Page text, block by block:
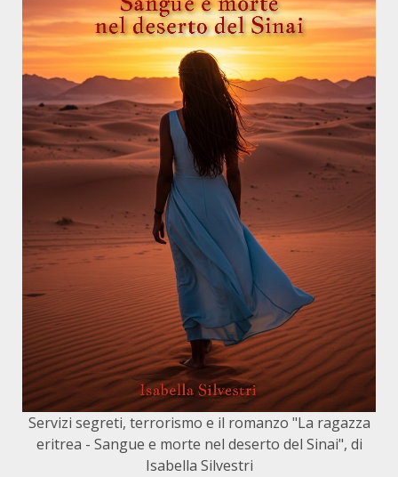
Servizi segreti, terrorismo e il romanzo "La ragazza
eritrea - Sangue e morte nel deserto del Sinai", di
Isabella Silvestri